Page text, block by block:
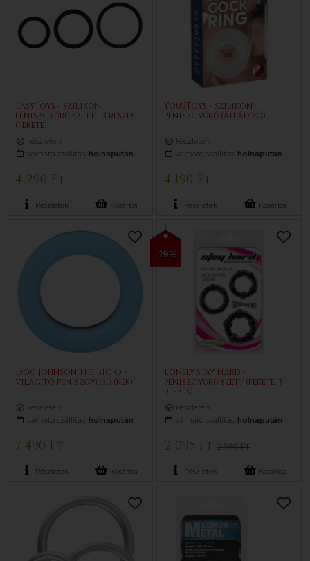
EasyToys - szilikon
péniszgyűrű szett - 3 részes
(fekete)
készleten
várható szállítás: holnapután
4 290 Ft
Részletek Kosárba
You2Toys - szilikon
péniszgyűrű (átlátszó)
készleten
várható szállítás: holnapután
4 190 Ft
Részletek Kosárba
Doc Johnson The Big O -
világító péniszgyűrű (kék)
készleten
várható szállítás: holnapután
7 490 Ft
Részletek Kosárba
-19%
Lonely Stay Hard -
péniszgyűrű szett (fekete, 3
részes)
készleten
várható szállítás: holnapután
2 095 Ft2 590 Ft
Részletek Kosárba